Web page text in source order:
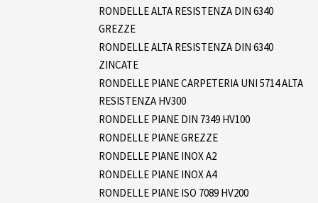
RONDELLE ALTA RESISTENZA DIN 6340
GREZZE
RONDELLE ALTA RESISTENZA DIN 6340
ZINCATE
RONDELLE PIANE CARPETERIA UNI 5714 ALTA
RESISTENZA HV300
RONDELLE PIANE DIN 7349 HV100
RONDELLE PIANE GREZZE
RONDELLE PIANE INOX A2
RONDELLE PIANE INOX A4
RONDELLE PIANE ISO 7089 HV200